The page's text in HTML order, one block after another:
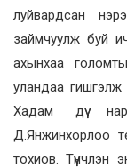
луйвардсан
займчуулж буй
ахынхаа
уландаа гишгэлж
Хадам дүү
Д.Янжинхорлоо
тохиов. Түүнчлэн